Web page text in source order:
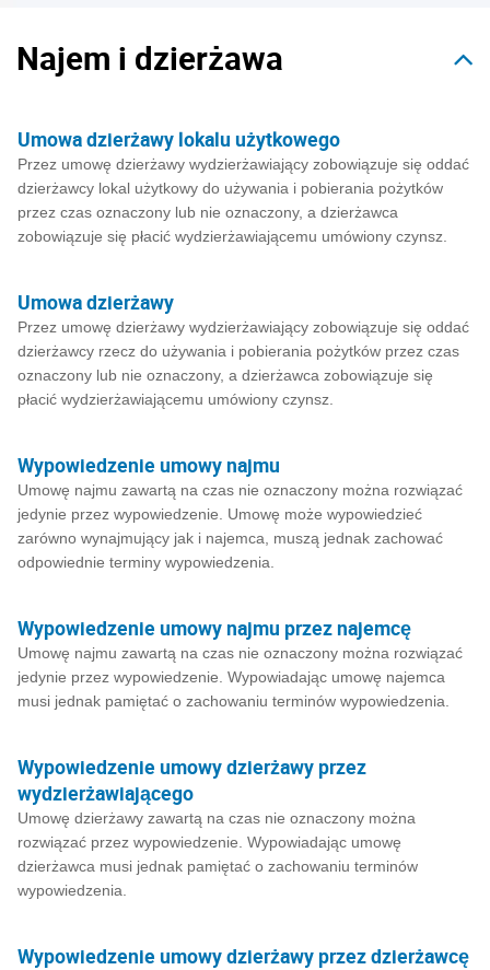
Najem i dzierżawa
Umowa dzierżawy lokalu użytkowego
Przez umowę dzierżawy wydzierżawiający zobowiązuje się oddać
dzierżawcy lokal użytkowy do używania i pobierania pożytków
przez czas oznaczony lub nie oznaczony, a dzierżawca
zobowiązuje się płacić wydzierżawiającemu umówiony czynsz.
Umowa dzierżawy
Przez umowę dzierżawy wydzierżawiający zobowiązuje się oddać
dzierżawcy rzecz do używania i pobierania pożytków przez czas
oznaczony lub nie oznaczony, a dzierżawca zobowiązuje się
płacić wydzierżawiającemu umówiony czynsz.
Wypowiedzenie umowy najmu
Umowę najmu zawartą na czas nie oznaczony można rozwiązać
jedynie przez wypowiedzenie. Umowę może wypowiedzieć
zarówno wynajmujący jak i najemca, muszą jednak zachować
odpowiednie terminy wypowiedzenia.
Wypowiedzenie umowy najmu przez najemcę
Umowę najmu zawartą na czas nie oznaczony można rozwiązać
jedynie przez wypowiedzenie. Wypowiadając umowę najemca
musi jednak pamiętać o zachowaniu terminów wypowiedzenia.
Wypowiedzenie umowy dzierżawy przez
wydzierżawiającego
Umowę dzierżawy zawartą na czas nie oznaczony można
rozwiązać przez wypowiedzenie. Wypowiadając umowę
dzierżawca musi jednak pamiętać o zachowaniu terminów
wypowiedzenia.
Wypowiedzenie umowy dzierżawy przez dzierżawcę